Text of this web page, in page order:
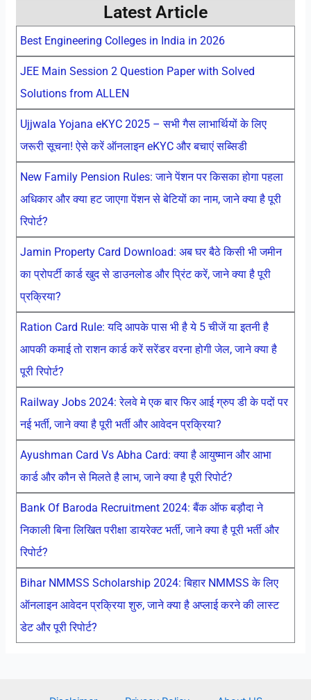
Latest Article
Best Engineering Colleges in India in 2026
JEE Main Session 2 Question Paper with Solved
Solutions from ALLEN
Ujjwala Yojana eKYC 2025 – सभी गैस लाभार्थियों के लिए
जरूरी सूचना! ऐसे करें ऑनलाइन eKYC और बचाएं सब्सिडी
New Family Pension Rules: जाने पेंशन पर किसका होगा पहला
अधिकार और क्या हट जाएगा पेंशन से बेटियों का नाम, जाने क्या है पूरी
रिपोर्ट?
Jamin Property Card Download: अब घर बैठे किसी भी जमीन
का प्रोपर्टी कार्ड खुद से डाउनलोड और प्रिंट करें, जाने क्या है पूरी
प्रक्रिया?
Ration Card Rule: यदि आपके पास भी है ये 5 चीजें या इतनी है
आपकी कमाई तो राशन कार्ड करें सरेंडर वरना होगी जेल, जाने क्या है
पूरी रिपोर्ट?
Railway Jobs 2024: रेलवे मे एक बार फिर आई ग्रुप डी के पदों पर
नई भर्ती, जाने क्या है पूरी भर्ती और आवेदन प्रक्रिया?
Ayushman Card Vs Abha Card: क्या है आयुष्मान और आभा
कार्ड और कौन से मिलते है लाभ, जाने क्या है पूरी रिपोर्ट?
Bank Of Baroda Recruitment 2024: बैंक ऑफ बड़ौदा ने
निकाली बिना लिखित परीक्षा डायरेक्ट भर्ती, जाने क्या है पूरी भर्ती और
रिपोर्ट?
Bihar NMMSS Scholarship 2024: बिहार NMMSS के लिए
ऑनलाइन आवेदन प्रक्रिया शुरु, जाने क्या है अप्लाई करने की लास्ट
डेट और पूरी रिपोर्ट?